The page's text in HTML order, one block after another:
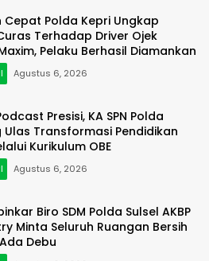
Cepat Polda Kepri Ungkap
Terhadap Driver Ojek
Pelaku Berhasil Diamankan
Agustus 6, 2026
Presisi, KA SPN Polda
Ulas Transformasi Pendidikan
Kurikulum OBE
Agustus 6, 2026
Biro SDM Polda Sulsel AKBP
Minta Seluruh Ruangan Bersih
Debu